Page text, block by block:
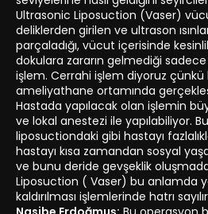
Ultrasonic Liposuction (Vaser)
deliklerden girilen ve ultrason
parçaladığı, vücut içerisinde
dokulara zararın gelmediği
işlem. Cerrahi işlem diyoruz
ameliyathane ortamında
Hastada yapılacak olan işlemin
ve lokal anestezi ile yapılabiliyor.
liposuctiondaki gibi hastayı
hastayı kısa zamandan sosyal
ve bunu deride gevşeklik
Liposuction ( Vaser) bu anlamda
kaldırılması işlemlerinde hatrı